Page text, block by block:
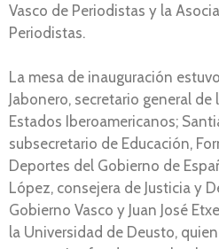
Vasco de Periodistas y la
Periodistas.
La mesa de inauguración
Jabonero, secretario general
Estados Iberoamericanos;
subsecretario de Educación,
Deportes del Gobierno de
López, consejera de Justicia y
Gobierno Vasco y Juan José
la Universidad de Deusto,